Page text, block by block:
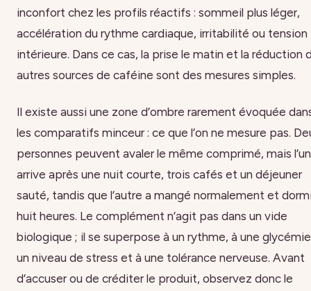
inconfort chez les profils réactifs : sommeil plus léger,
accélération du rythme cardiaque, irritabilité ou tension
intérieure. Dans ce cas, la prise le matin et la réduction
autres sources de caféine sont des mesures simples.
Il existe aussi une zone d’ombre rarement évoquée
les comparatifs minceur : ce que l’on ne mesure pas.
personnes peuvent avaler le même comprimé, mais
arrive après une nuit courte, trois cafés et un déjeuner
sauté, tandis que l’autre a mangé normalement et
huit heures. Le complément n’agit pas dans un vide
biologique ; il se superpose à un rythme, à une
un niveau de stress et à une tolérance nerveuse. Avant
d’accuser ou de créditer le produit, observez donc le